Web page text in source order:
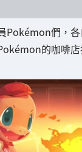
Pokémon們，
的咖啡